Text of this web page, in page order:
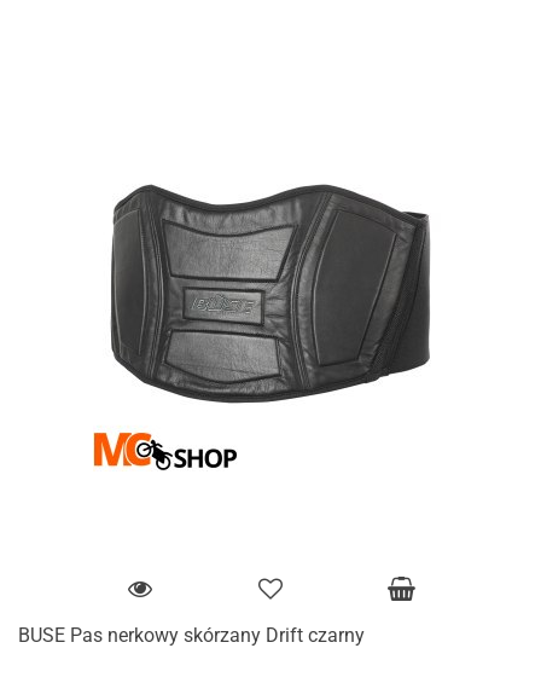
BUSE Pas nerkowy skórzany Drift czarny